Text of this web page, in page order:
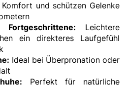
und schützen Gelenke
Leichtere
ein direkteres Laufgefühl
Ideal bei Überpronation oder
Perfekt für natürliche